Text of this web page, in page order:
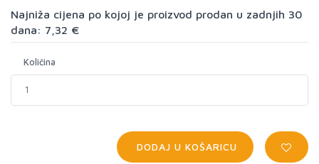
Najniža cijena po kojoj je proizvod prodan u zadnjih 30
dana: 7,32 €
Količina
DODAJ U KOŠARICU